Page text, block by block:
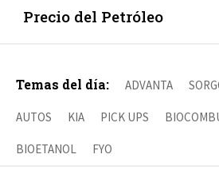
Precio del Petróleo
Temas del día: ADVANTA
AUTOS KIA PICK UPS
BIOETANOL FYO